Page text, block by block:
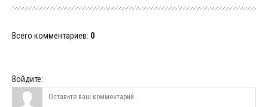
Всего комментариев: 0
Войдите: